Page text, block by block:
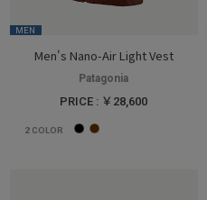
MEN
Men's Nano-Air Light Vest
Patagonia
PRICE : ￥28,600
2 COLOR